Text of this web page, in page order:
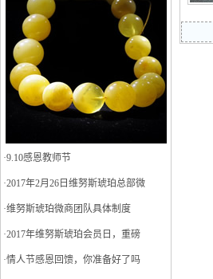
·9.10感恩教师节
·2017年2月26日维努斯琥珀总部微
·维努斯琥珀微商团队具体制度
·2017年维努斯琥珀会员日，重磅
·情人节感恩回馈，你准备好了吗